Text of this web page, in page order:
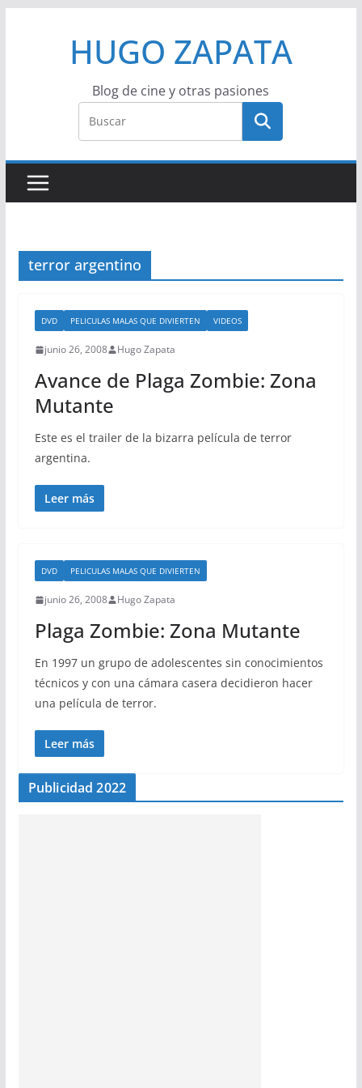
HUGO ZAPATA
Blog de cine y otras pasiones
terror argentino
DVD PELICULAS MALAS QUE DIVIERTEN VIDEOS
junio 26, 2008 Hugo Zapata
Avance de Plaga Zombie: Zona
Mutante
Este es el trailer de la bizarra película de terror
argentina.
Leer más
DVD PELICULAS MALAS QUE DIVIERTEN
junio 26, 2008 Hugo Zapata
Plaga Zombie: Zona Mutante
En 1997 un grupo de adolescentes sin conocimientos
técnicos y con una cámara casera decidieron hacer
una película de terror.
Leer más
Publicidad 2022